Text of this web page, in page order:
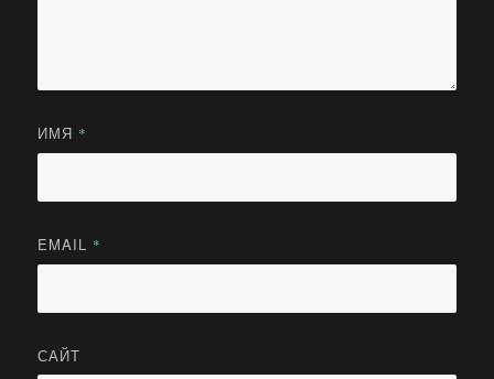
ИМЯ *
EMAIL *
САЙТ